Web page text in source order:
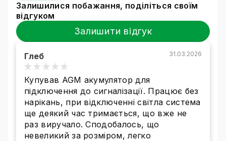
Залишилися побажання, поділіться своїм
відгуком
Залишити відгук
Глеб 31.03.2026
Купував AGM акумулятор для
підключення до сигналізації. Працює без
нарікань, при відключенні світла система
ще деякий час тримається, що вже не
раз виручало. Сподобалось, що
невеликий за розміром, легко